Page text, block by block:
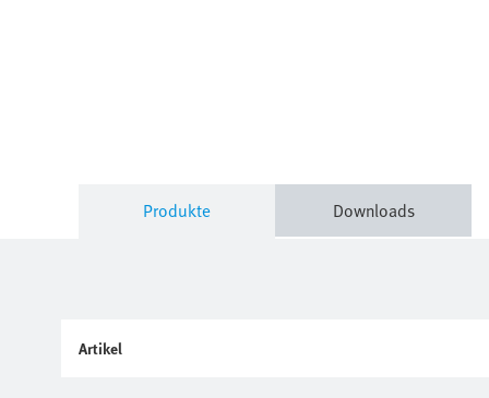
Produkte Downloads
Artikel